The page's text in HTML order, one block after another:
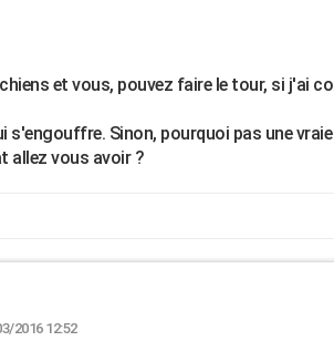
et vous, pouvez faire le tour, si j'ai
s'engouffre. Sinon, pourquoi pas une vraie
allez vous avoir ?
2016 12:52